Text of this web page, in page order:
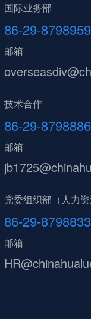
国际业务部
86-29-
邮箱
党委组织部（人力资
86-29-
邮箱
技术合作
86-29-
邮箱